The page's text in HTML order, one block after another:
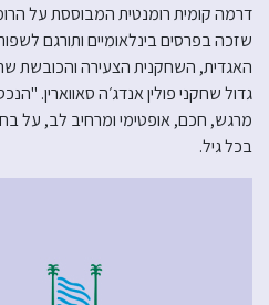
דרמה קומית רומנטית המבוססת על
שזכה בפרסים בינלאומיים ותורגם
האגדית, השחקנית הצעירה והכובשת
גדול שחקני פולין אנדג׳ה סאווארין.
מרגש, חכם, אופטימי ומרחיב לב, על
בכל גיל.